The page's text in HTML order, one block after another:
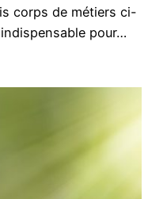
corps de métiers ci-
pour…